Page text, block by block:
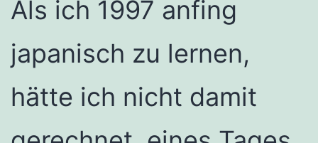
Als ich 1997 anfing
japanisch zu lernen,
hätte ich nicht damit